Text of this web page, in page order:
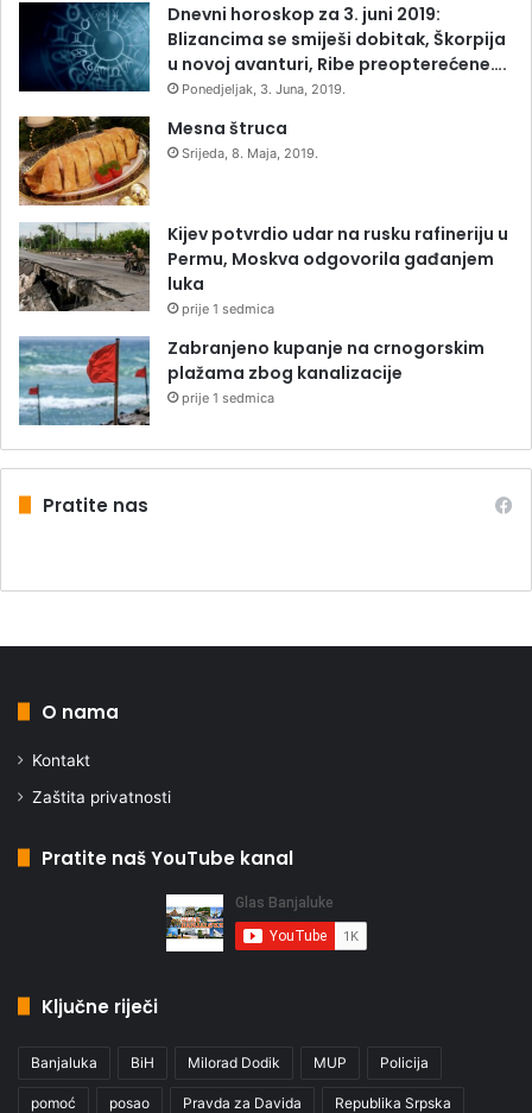
Dnevni horoskop za 3. juni 2019:
Blizancima se smiješi dobitak, Škorpija
u novoj avanturi, Ribe preopterećene….
Ponedjeljak, 3. Juna, 2019.
Mesna štruca
Srijeda, 8. Maja, 2019.
Kijev potvrdio udar na rusku rafineriju u
Permu, Moskva odgovorila gađanjem
luka
prije 1 sedmica
Zabranjeno kupanje na crnogorskim
plažama zbog kanalizacije
prije 1 sedmica
Pratite nas
O nama
Kontakt
Zaštita privatnosti
Pratite naš YouTube kanal
Ključne riječi
Banjaluka BiH Milorad Dodik MUP Policija
pomoć posao Pravda za Davida Republika Srpska